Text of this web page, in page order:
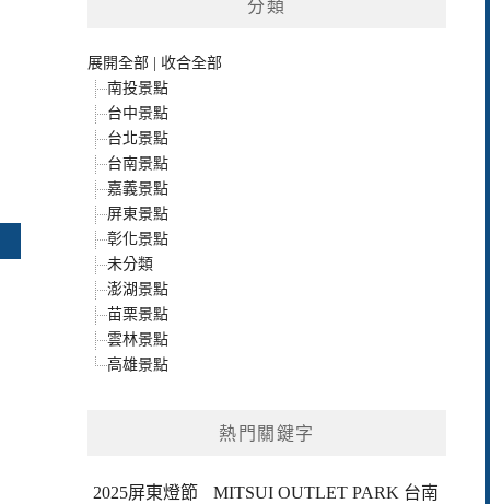
分類
展開全部
收合全部
南投景點
台中景點
台北景點
台南景點
嘉義景點
屏東景點
彰化景點
未分類
澎湖景點
苗栗景點
雲林景點
高雄景點
熱門關鍵字
2025屏東燈節
MITSUI OUTLET PARK 台南